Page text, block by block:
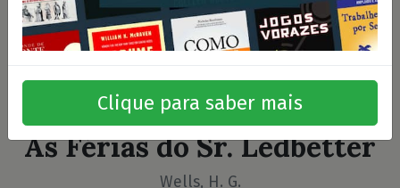
As Férias do Sr. Ledbetter
Wells, H. G.
Clique para saber mais